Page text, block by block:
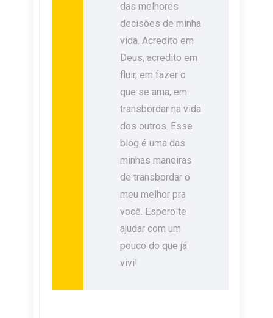
das melhores
decisões de minha
vida. Acredito em
Deus, acredito em
fluir, em fazer o
que se ama, em
transbordar na vida
dos outros. Esse
blog é uma das
minhas maneiras
de transbordar o
meu melhor pra
você. Espero te
ajudar com um
pouco do que já
vivi!